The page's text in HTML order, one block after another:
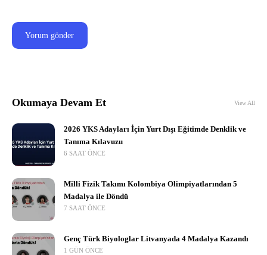
Okumaya Devam Et View All
2026 YKS Adayları İçin Yurt Dışı Eğitimde Denklik ve
Tanıma Kılavuzu
6 SAAT ÖNCE
Milli Fizik Takımı Kolombiya Olimpiyatlarından 5
Madalya ile Döndü
7 SAAT ÖNCE
Genç Türk Biyologlar Litvanyada 4 Madalya Kazandı
1 GÜN ÖNCE